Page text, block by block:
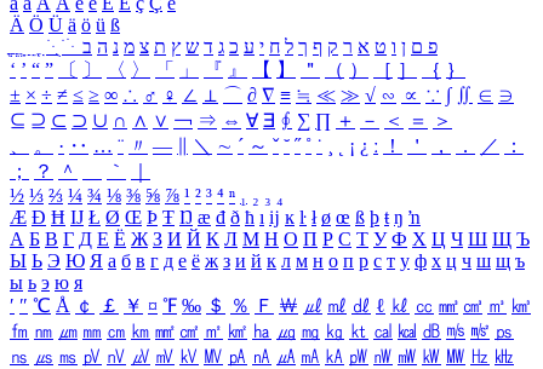
Ä Ö Ü ä ö ü ß
ִֶֹ ֻּ ׁׂ פ ם ן ו ט א ר ק ף ך ל ח י ע כ ג ד ש ץ ת צ מ נ ה ב
‘ ’ “ ” 〔 〕 〈 〉 「 」 『 』 【 】 ＂ （ ） ［ ］ ｛ ｝
± × ÷ ≠ ≤ ≥ ∞ ∴ ♂ ♀ ∠ ⊥ ⌒ ∂ ∇ ≡ ≒ ≪ ≫ √ ∽ ∝ ∵ ∫ ∬ ∈ ∋
⊆ ⊇ ⊂ ⊃ ∪ ∩ ∧ ∨ ￢ ⇒ ⇔ ∀ ∃ ∮ ∑ ∏ ＋ － ＜ ＝
＞
、
。 · ‥ … ¨ 〃 ― ＼ ∼ ´ ～ ˇ ˘ ˝ ˚ ˙ ¸ ¡ ¿ ː ！ ＇ ， ． ／
：
；
？ ＾ ｀
½ ⅓ ⅔ ¼ ¾ ⅛ ⅜ ⅝ ⅞ ¹ ² ³ ⁴ ⁿ ₁ ₂ ₃ ₄
Æ Ð Ħ Ĳ Ł Ø Œ Þ Ŧ Ŋ æ đ ð ħ ı ĳ ĸ ŀ ł ø œ ß þ ŧ ŋ ŉ
А Б В Г Д Е Ё Ж З И Й К Л М Н О П Р С Т У Ф Х Ц Ч Ш Щ Ъ
Ы Ь Э Ю Я а б в г д е ё ж з и й к л м н о п р с т у ф х ц ч ш щ ъ
ы ь э ю я
′ ″ ℃ Å ￠ ￡ ￥ ¤ ℉ ‰ ＄ ％ Ｆ ￦ ㎕ ㎖ ㎗ ℓ ㎘ ㏄ ㎣ ㎤ ㎥ ㎦
㎙ ㎚ ㎛ ㎜ ㎝ ㎞ ㎟ ㎠ ㎡ ㎢ ㏊ ㎍ ㎎ ㎏ ㏏ ㎈ ㎉ ㏈ ㎧ ㎨ ㎰
㎱ ㎲ ㎳ ㎴ ㎵ ㎶ ㎷ ㎸ ㎹ ㎀ ㎁ ㎂ ㎃ ㎄ ㎺ ㎻ ㎽ ㎾ ㎿ ㎐ ㎑